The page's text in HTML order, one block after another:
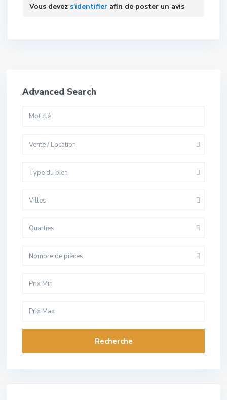
Vous devez s'identifier afin de poster un avis
Advanced Search
Vente / Location
Type du bien
Villes
Quarties
Nombre de pièces
Recherche